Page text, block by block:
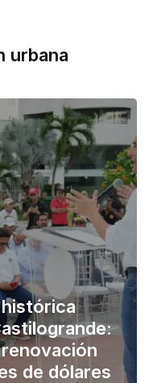
urbana
de dólares